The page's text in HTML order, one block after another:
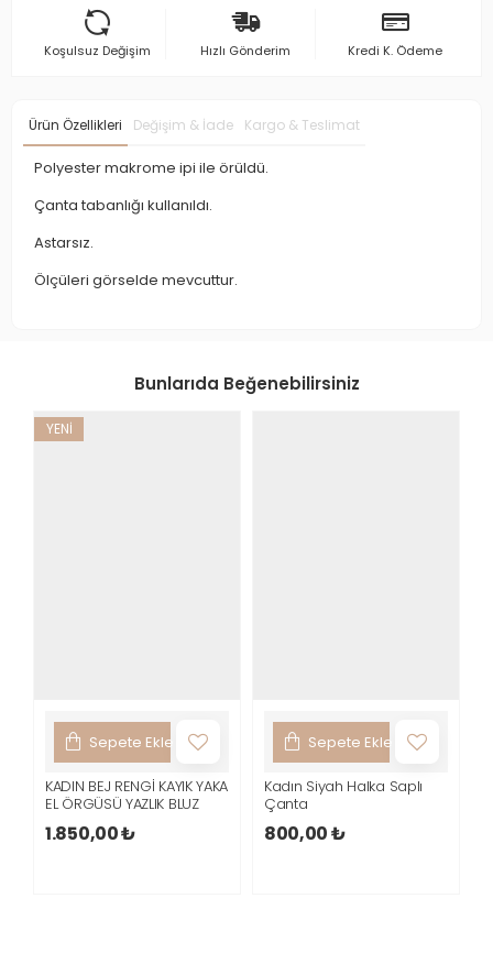
Koşulsuz Değişim Hızlı Gönderim Kredi K. Ödeme
Ürün Özellikleri Değişim & İade Kargo & Teslimat
Polyester makrome ipi ile örüldü.
Çanta tabanlığı kullanıldı.
Astarsız.
Ölçüleri görselde mevcuttur.
Bunlarıda Beğenebilirsiniz
YENİ
KADIN BEJ RENGİ KAYIK YAKA
EL ÖRGÜSÜ YAZLIK BLUZ
1.850,00 ₺
Sepete Ekle
Kadın Siyah Halka Saplı
Çanta
800,00 ₺
Sepete Ekle